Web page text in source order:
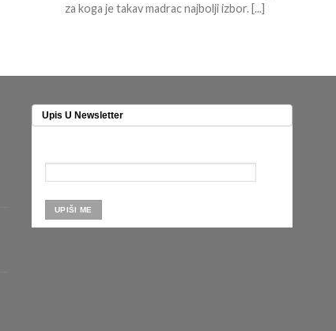
za koga je takav madrac najbolji izbor. [...]
Upis U Newsletter